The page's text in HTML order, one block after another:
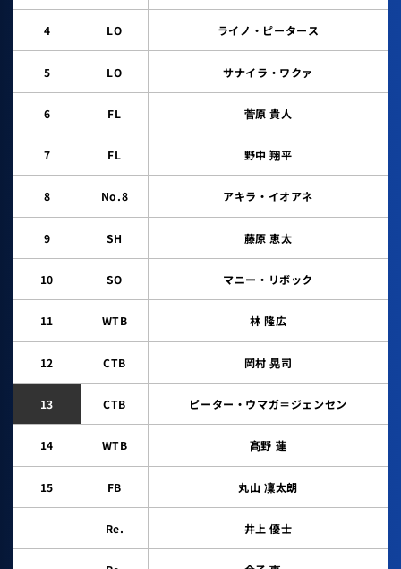
4 LO ライノ・ピータース
5 LO サナイラ・ワクァ
6 FL 菅原 貴人
7 FL 野中 翔平
8 No.8 アキラ・イオアネ
9 SH 藤原 恵太
10 SO マニー・リボック
11 WTB 林 隆広
12 CTB 岡村 晃司
13 CTB ピーター・ウマガ＝ジェンセン
14 WTB 髙野 蓮
15 FB 丸山 凜太朗
Re. 井上 優士